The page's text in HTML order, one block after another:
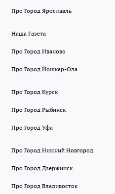
Про Город Ярославль
Наша Газета
Про Город Иваново
Про Город Йошкар-Ола
Про Город Курск
Про Город Рыбинск
Про Город Уфа
Про Город Нижний Новгород
Про Город Дзержинск
Про Город Владивосток